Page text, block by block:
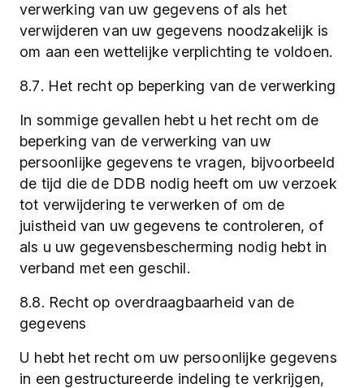
verwerking van uw gegevens of als het
verwijderen van uw gegevens noodzakelijk is
om aan een wettelijke verplichting te voldoen.
8.7. Het recht op beperking van de verwerking
In sommige gevallen hebt u het recht om de
beperking van de verwerking van uw
persoonlijke gegevens te vragen, bijvoorbeeld
de tijd die de DDB nodig heeft om uw verzoek
tot verwijdering te verwerken of om de
juistheid van uw gegevens te controleren, of
als u uw gegevensbescherming nodig hebt in
verband met een geschil.
8.8. Recht op overdraagbaarheid van de
gegevens
U hebt het recht om uw persoonlijke gegevens
in een gestructureerde indeling te verkrijgen,